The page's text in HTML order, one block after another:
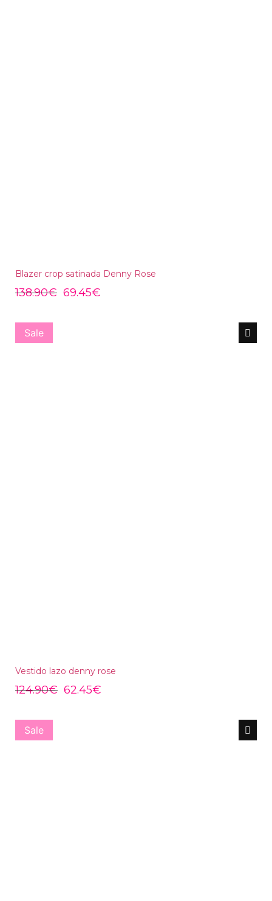
Blazer crop satinada Denny Rose
138.90€ 69.45€
Sale
Vestido lazo denny rose
124.90€ 62.45€
Sale